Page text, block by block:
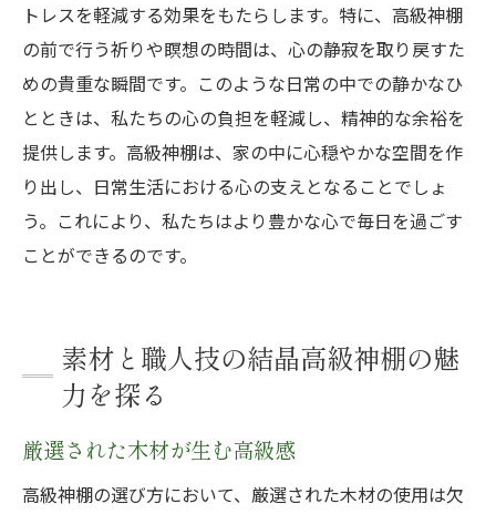
トレスを軽減する効果をもたらします。特に、高級神棚
の前で行う祈りや瞑想の時間は、心の静寂を取り戻すた
めの貴重な瞬間です。このような日常の中での静かなひ
とときは、私たちの心の負担を軽減し、精神的な余裕を
提供します。高級神棚は、家の中に心穏やかな空間を作
り出し、日常生活における心の支えとなることでしょ
う。これにより、私たちはより豊かな心で毎日を過ごす
ことができるのです。
素材と職人技の結晶高級神棚の魅
力を探る
厳選された木材が生む高級感
高級神棚の選び方において、厳選された木材の使用は欠